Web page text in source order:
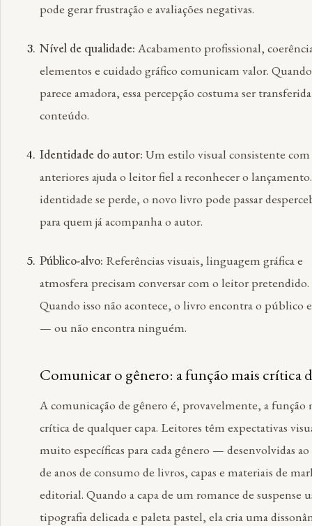
pode gerar frustração e avaliações negativas.
Nível de qualidade: Acabamento profissional,
elementos e cuidado gráfico comunicam valor. Quando
parece amadora, essa percepção costuma ser
conteúdo.
Identidade do autor: Um estilo visual consistente com
anteriores ajuda o leitor fiel a reconhecer o lançamento.
identidade se perde, o novo livro pode passar
para quem já acompanha o autor.
Público-alvo: Referências visuais, linguagem gráfica e
atmosfera precisam conversar com o leitor pretendido.
Quando isso não acontece, o livro encontra o público
— ou não encontra ninguém.
Comunicar o gênero: a função mais crítica
A comunicação de gênero é, provavelmente, a função
crítica de qualquer capa. Leitores têm expectativas
muito específicas para cada gênero — desenvolvidas
de anos de consumo de livros, capas e materiais de
editorial. Quando a capa de um romance de suspense
tipografia delicada e paleta pastel, ela cria uma